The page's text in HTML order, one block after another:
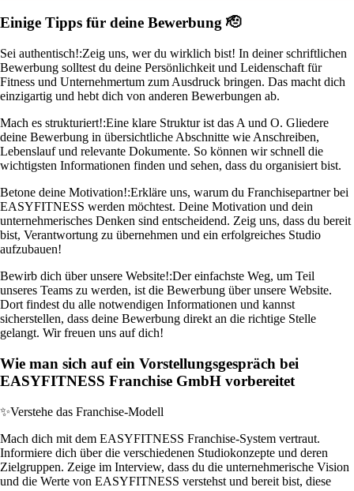
Einige Tipps für deine Bewerbung 🫡
Sei authentisch!:Zeig uns, wer du wirklich bist! In deiner schriftlichen
Bewerbung solltest du deine Persönlichkeit und Leidenschaft für
Fitness und Unternehmertum zum Ausdruck bringen. Das macht dich
einzigartig und hebt dich von anderen Bewerbungen ab.
Mach es strukturiert!:Eine klare Struktur ist das A und O. Gliedere
deine Bewerbung in übersichtliche Abschnitte wie Anschreiben,
Lebenslauf und relevante Dokumente. So können wir schnell die
wichtigsten Informationen finden und sehen, dass du organisiert bist.
Betone deine Motivation!:Erkläre uns, warum du Franchisepartner bei
EASYFITNESS werden möchtest. Deine Motivation und dein
unternehmerisches Denken sind entscheidend. Zeig uns, dass du bereit
bist, Verantwortung zu übernehmen und ein erfolgreiches Studio
aufzubauen!
Bewirb dich über unsere Website!:Der einfachste Weg, um Teil
unseres Teams zu werden, ist die Bewerbung über unsere Website.
Dort findest du alle notwendigen Informationen und kannst
sicherstellen, dass deine Bewerbung direkt an die richtige Stelle
gelangt. Wir freuen uns auf dich!
Wie man sich auf ein Vorstellungsgespräch bei
EASYFITNESS Franchise GmbH vorbereitet
✨Verstehe das Franchise-Modell
Mach dich mit dem EASYFITNESS Franchise-System vertraut.
Informiere dich über die verschiedenen Studiokonzepte und deren
Zielgruppen. Zeige im Interview, dass du die unternehmerische Vision
und die Werte von EASYFITNESS verstehst und bereit bist, diese